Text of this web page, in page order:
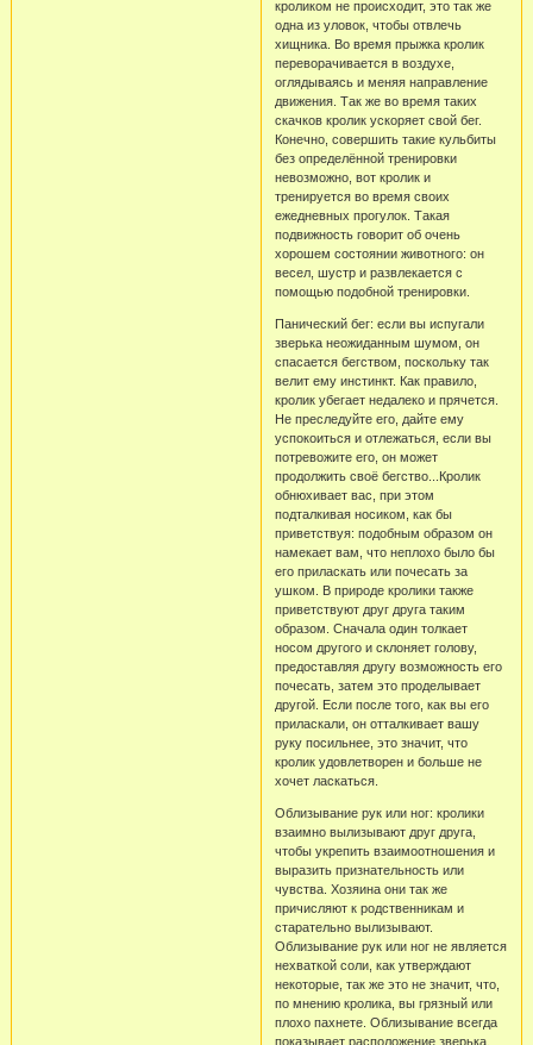
кроликом не происходит, это так же
одна из уловок, чтобы отвлечь
хищника. Во время прыжка кролик
переворачивается в воздухе,
оглядываясь и меняя направление
движения. Так же во время таких
скачков кролик ускоряет свой бег.
Конечно, совершить такие кульбиты
без определённой тренировки
невозможно, вот кролик и
тренируется во время своих
ежедневных прогулок. Такая
подвижность говорит об очень
хорошем состоянии животного: он
весел, шустр и развлекается с
помощью подобной тренировки.
Панический бег: если вы испугали
зверька неожиданным шумом, он
спасается бегством, поскольку так
велит ему инстинкт. Как правило,
кролик убегает недалеко и прячется.
Не преследуйте его, дайте ему
успокоиться и отлежаться, если вы
потревожите его, он может
продолжить своё бегство...Кролик
обнюхивает вас, при этом
подталкивая носиком, как бы
приветствуя: подобным образом он
намекает вам, что неплохо было бы
его приласкать или почесать за
ушком. В природе кролики также
приветствуют друг друга таким
образом. Сначала один толкает
носом другого и склоняет голову,
предоставляя другу возможность его
почесать, затем это проделывает
другой. Если после того, как вы его
приласкали, он отталкивает вашу
руку посильнее, это значит, что
кролик удовлетворен и больше не
хочет ласкаться.
Облизывание рук или ног: кролики
взаимно вылизывают друг друга,
чтобы укрепить взаимоотношения и
выразить признательность или
чувства. Хозяина они так же
причисляют к родственникам и
старательно вылизывают.
Облизывание рук или ног не является
нехваткой соли, как утверждают
некоторые, так же это не значит, что,
по мнению кролика, вы грязный или
плохо пахнете. Облизывание всегда
показывает расположение зверька,